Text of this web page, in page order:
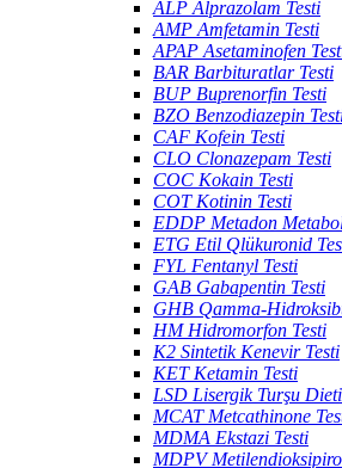
ALP Alprazolam Testi
AMP Amfetamin Testi
APAP Asetaminofen
BAR Barbituratlar Testi
BUP Buprenorfin Testi
BZO Benzodiazepin
CAF Kofein Testi
CLO Clonazepam Testi
COC Kokain Testi
COT Kotinin Testi
EDDP Metadon
ETG Etil Qlükuronid
FYL Fentanyl Testi
GAB Gabapentin Testi
GHB Qamma-
HM Hidromorfon Testi
K2 Sintetik Kenevir Testi
KET Ketamin Testi
LSD Lisergik Turşu
MCAT Metcathinone
MDMA Ekstazi Testi
MDPV